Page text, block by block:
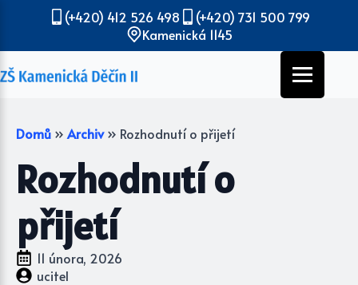
(+420) 412 526 498
(+420) 731 500 799
Kamenická 1145
Domů » Archiv » Rozhodnutí o přijetí
Rozhodnutí o
přijetí
11 února, 2026
ucitel